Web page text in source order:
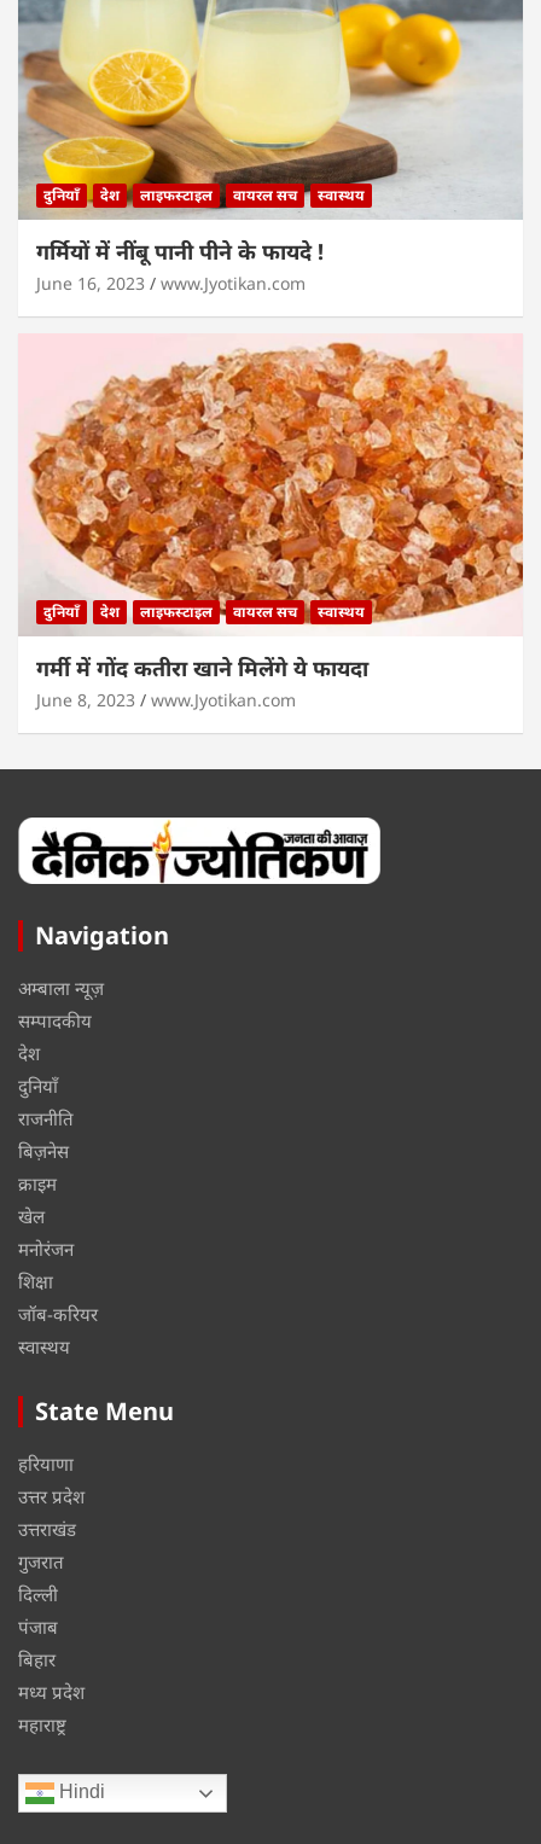
दुनियाँ देश लाइफस्टाइल वायरल सच स्वास्थय
गर्मियों में नींबू पानी पीने के फायदे !
June 16, 2023 www.Jyotikan.com
दुनियाँ देश लाइफस्टाइल वायरल सच स्वास्थय
गर्मी में गोंद कतीरा खाने मिलेंगे ये फायदा
June 8, 2023 www.Jyotikan.com
Navigation
अम्बाला न्यूज़
सम्पादकीय
देश
दुनियाँ
राजनीति
बिज़नेस
क्राइम
खेल
मनोरंजन
शिक्षा
जॉब-करियर
स्वास्थय
State Menu
हरियाणा
उत्तर प्रदेश
उत्तराखंड
गुजरात
दिल्ली
पंजाब
बिहार
मध्य प्रदेश
महाराष्ट्र
Hindi